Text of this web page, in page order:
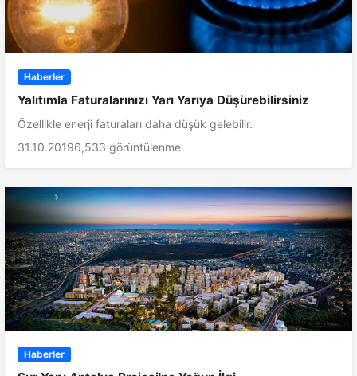
Haberler
Yalıtımla Faturalarınızı Yarı Yarıya Düşürebilirsiniz
Özellikle enerji faturaları daha düşük gelebilir.
31.10.20196,533 görüntülenme
Haberler